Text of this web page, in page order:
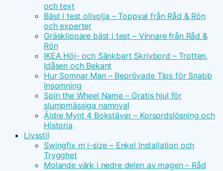
och text
Bäst i test olivolja – Toppval från Råd & Rön
och experter
Gräsklippare bäst i test – Vinnare från Råd &
Rön
IKEA Höj- och Sänkbart Skrivbord – Trotten,
Idåsen och Bekant
Hur Somnar Man – Beprövade Tips för Snabb
Insomning
Spin the Wheel Name – Gratis hjul för
slumpmässiga namnval
Äldre Mynt 4 Bokstäver – Korsordslösning och
Historia
Livsstil
Swingfix m i-size – Enkel Installation och
Trygghet
Molande värk i nedre delen av magen – Råd